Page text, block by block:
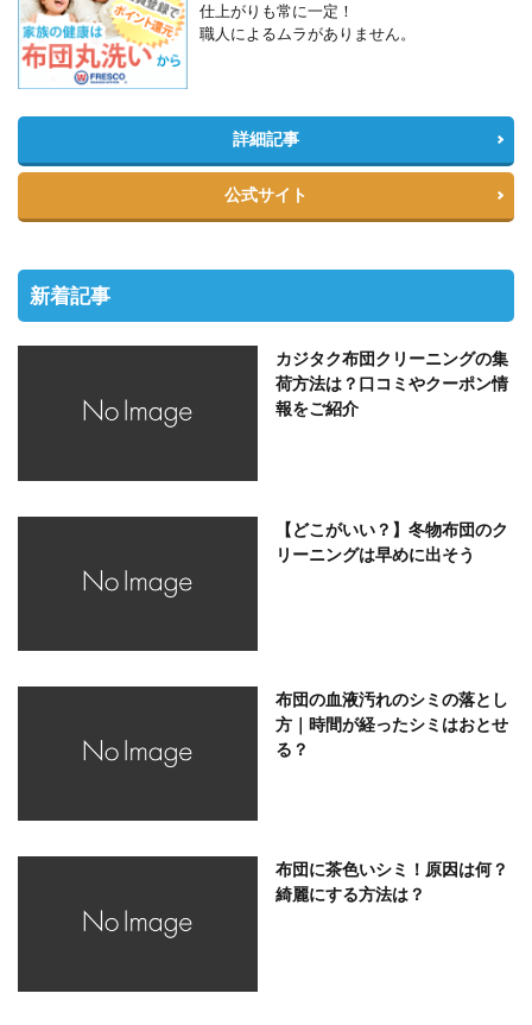
仕上がりも常に一定！
職人によるムラがありません。
詳細記事
公式サイト
新着記事
カジタク布団クリーニングの集
荷方法は？口コミやクーポン情
報をご紹介
【どこがいい？】冬物布団のク
リーニングは早めに出そう
布団の血液汚れのシミの落とし
方｜時間が経ったシミはおとせ
る？
布団に茶色いシミ！原因は何？
綺麗にする方法は？